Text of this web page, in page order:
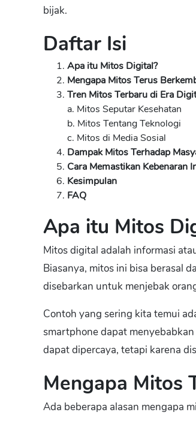
bijak.
Daftar Isi
Apa itu Mitos Digital?
Mengapa Mitos Terus
Tren Mitos Terbaru di Era
a. Mitos Seputar Kesehatan
b. Mitos Tentang Teknologi
c. Mitos di Media Sosial
Dampak Mitos Terhadap
Cara Memastikan Kebenaran
Kesimpulan
FAQ
Apa itu Mitos
Mitos digital adalah informasi
Biasanya, mitos ini bisa berasal
disebarkan untuk menjebak
Contoh yang sering kita temui
smartphone dapat
dapat dipercaya, tetapi karena
Mengapa Mitos
Ada beberapa alasan mengapa